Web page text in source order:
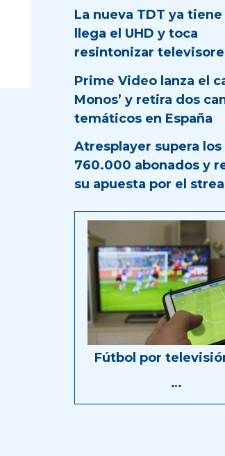
La nueva TDT ya tiene
llega el UHD y toca
resintonizar
Prime Video lanza el
Monos’ y retira dos
temáticos en España
Atresplayer supera los
760.000 abonados y
su apuesta por el
Fútbol por
…